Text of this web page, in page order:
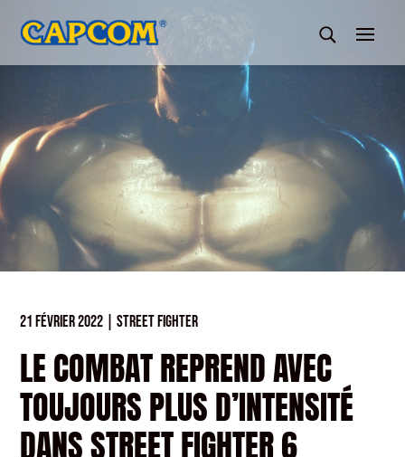
LE COMBAT REPREND AVEC
TOUJOURS PLUS D’INTENSITÉ
DANS STREET FIGHTER 6
21 FÉVRIER 2022 |STREET FIGHTER